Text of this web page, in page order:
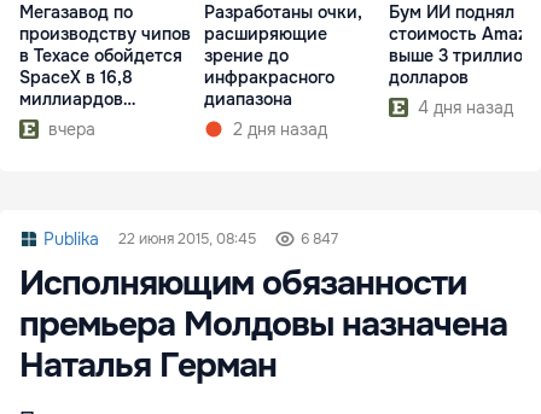
Мегазавод по
производству чипов
в Техасе обойдется
SpaceX в 16,8
миллиардов
долларов
вчера
Разработаны очки,
расширяющие
зрение до
инфракрасного
диапазона
2 дня назад
Бум ИИ поднял
стоимость
выше 3
долларов
4 дня назад
Publika 22 июня 2015, 08:45 6 847
Исполняющим обязанности
премьера Молдовы назначена
Наталья Герман